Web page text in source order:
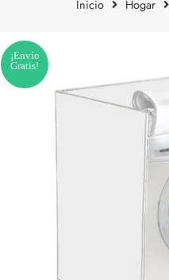
Inicio Hogar
¡Envío
Gratis!